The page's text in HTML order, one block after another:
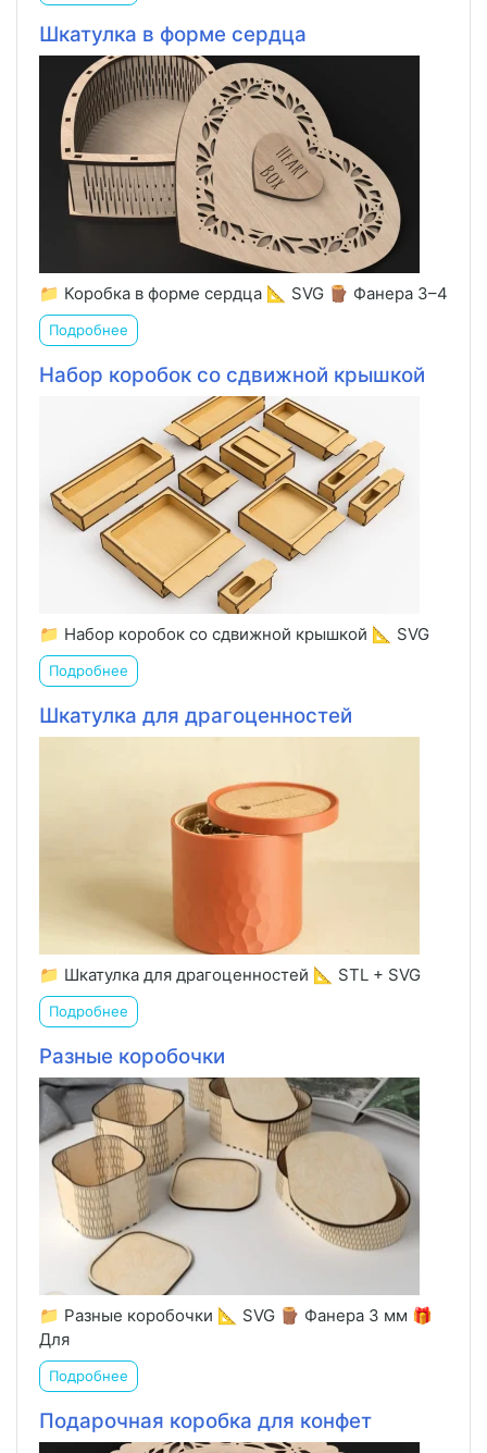
Шкатулка в форме сердца
📁 Коробка в форме сердца 📐 SVG 🪵 Фанера 3–4
Подробнее
Набор коробок со сдвижной крышкой
📁 Набор коробок со сдвижной крышкой 📐 SVG
Подробнее
Шкатулка для драгоценностей
📁 Шкатулка для драгоценностей 📐 STL + SVG
Подробнее
Разные коробочки
📁 Разные коробочки 📐 SVG 🪵 Фанера 3 мм 🎁
Для
Подробнее
Подарочная коробка для конфет